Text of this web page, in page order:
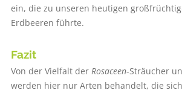
ein, die zu unseren heutigen
Erdbeeren führte.
Fazit
Von der Vielfalt der Rosaceen-Sträucher
werden hier nur Arten behandelt, die